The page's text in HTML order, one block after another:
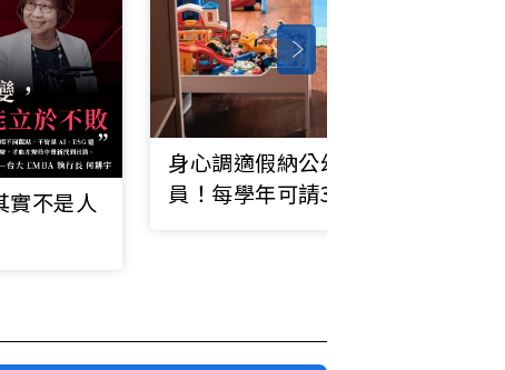
實不是人
身心調適假納公幼教保人
員！每學年可請3天，可以